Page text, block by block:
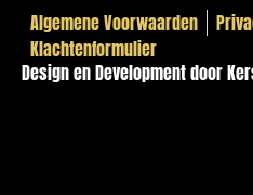
Algemene Voorwaarden
Klachtenformulier
Design en Development door